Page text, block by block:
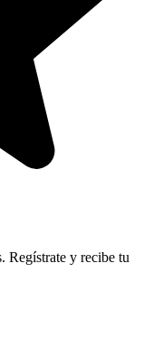
Regístrate y recibe tu